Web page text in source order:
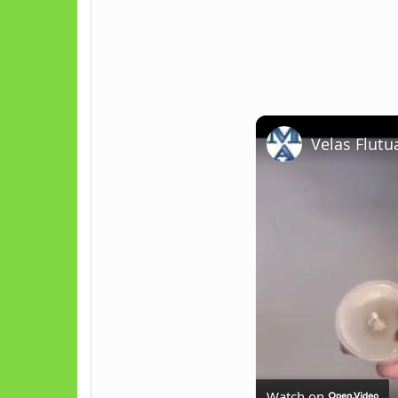
Velas